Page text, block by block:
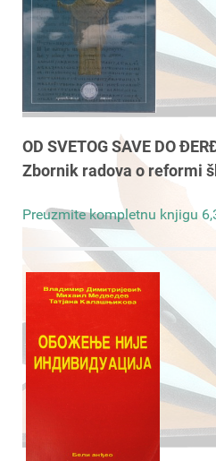
OD SVETOG SAVE DO
Zbornik radova o reformi
Preuzmite kompletnu knjigu